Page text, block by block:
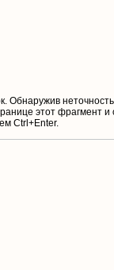
Обнаружив неточность
этот фрагмент и
Ctrl+Enter.